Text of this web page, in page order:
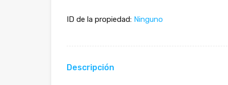
ID de la propiedad: Ninguno
Descripción